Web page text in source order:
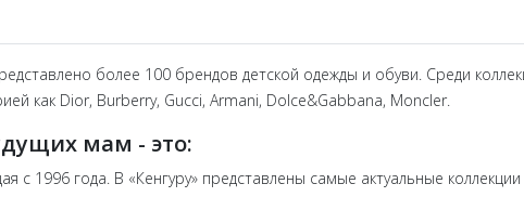
более 100 брендов детской одежды и обуви. Среди
как Dior, Burberry, Gucci, Armani, Dolce&Gabbana, Moncler.
мам - это:
с 1996 года. В «Кенгуру» представлены самые актуальные